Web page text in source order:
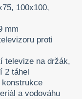
100x100,
mm
proti
televize na držák,
2 táhel
a vodováhu